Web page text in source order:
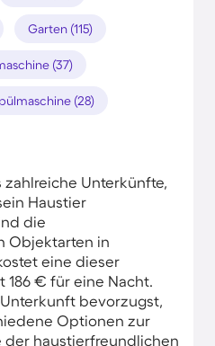
Garten (115)
(37)
(28)
Unterkünfte,
Haustier
die
Objektarten in
eine dieser
186 € für eine Nacht.
bevorzugst,
Optionen zur
der haustierfreundlichen